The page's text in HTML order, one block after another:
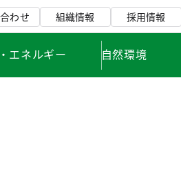
わせ 組織情報 採用情報
エネルギー 自然環境